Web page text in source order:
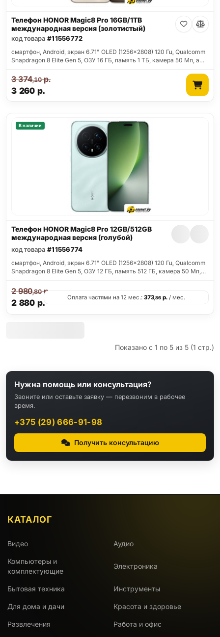
Телефон HONOR Magic8 Pro 16GB/1TB
международная версия (золотистый)
код товара #11556772
смартфон, Android, экран 6.71" OLED (1256x2808) 120 Гц, Qualcomm
Snapdragon 8 Elite Gen 5, ОЗУ 16 ГБ, память 1 ТБ, камера 50 Мп, а…
3 260 р.
3 374,10р.
В наличии
Телефон HONOR Magic8 Pro 12GB/512GB
международная версия (голубой)
код товара #11556774
смартфон, Android, экран 6.71" OLED (1256x2808) 120 Гц, Qualcomm
Snapdragon 8 Elite Gen 5, ОЗУ 12 ГБ, память 512 ГБ, камера 50 Мп,…
2 880 р.
2 980,80р.
Оплата частями на 12 мес.: 373,86 р. / мес.
Показано с 1 по 5 из 5 (1 стр.)
Нужна помощь или консультация?
Звоните или оставьте заявку — перезвоним в рабочее
время.
+375 (29) 666-91-98
Получить консультацию
КАТАЛОГ
Видео Аудио
Компьютеры и
комплектующие
Электроника
Бытовая техника Инструменты
Для дома и дачи Красота и здоровье
Развлечения Работа и офис